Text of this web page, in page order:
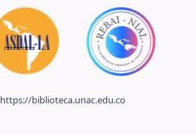
https://biblioteca.unac.edu.co